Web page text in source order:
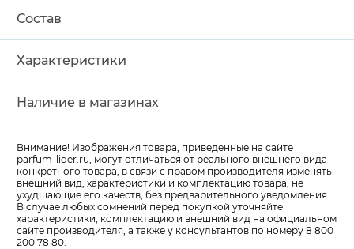
Состав
Характеристики
Наличие в магазинах
Внимание! Изображения товара, приведенные на сайте
parfum-lider.ru, могут отличаться от реального внешнего вида
конкретного товара, в связи с правом производителя изменять
внешний вид, характеристики и комплектацию товара, не
ухудшающие его качеств, без предварительного уведомления.
В случае любых сомнений перед покупкой уточняйте
характеристики, комплектацию и внешний вид на официальном
сайте производителя, а также у консультантов по номеру 8 800
200 78 80.